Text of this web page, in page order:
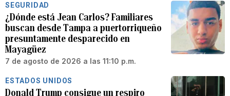
SEGURIDAD
¿Dónde está Jean Carlos? Familiares
buscan desde Tampa a puertorriqueño
presuntamente desparecido en
Mayagüez
7 de agosto de 2026 a las 11:10 p.m.
ESTADOS UNIDOS
Donald Trump consigue un respiro